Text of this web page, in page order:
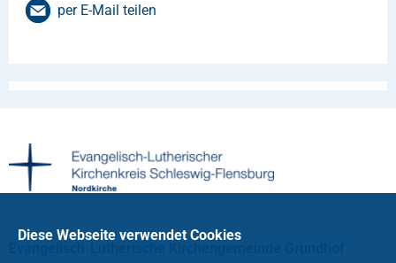
per E-Mail teilen
Diese Webseite verwendet Cookies